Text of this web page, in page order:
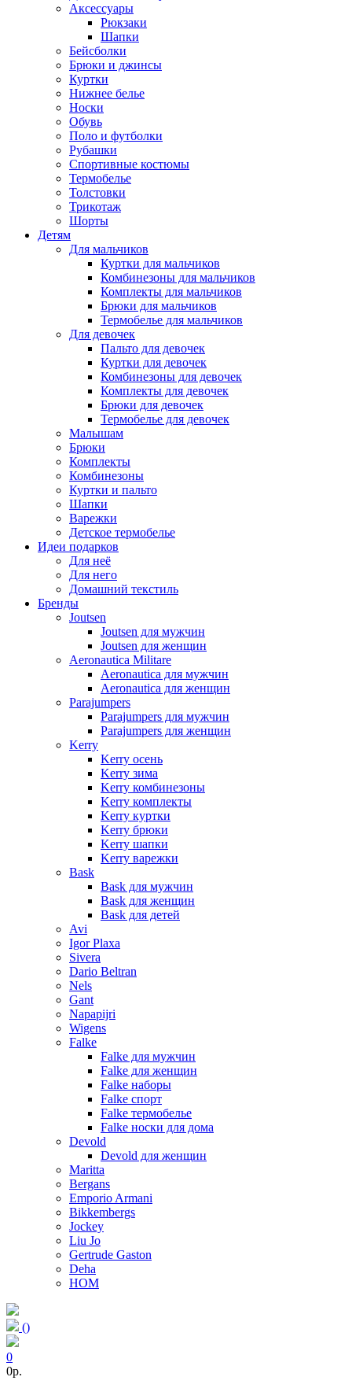
Аксессуары
Рюкзаки
Шапки
Бейсболки
Брюки и джинсы
Куртки
Нижнее белье
Носки
Обувь
Поло и футболки
Рубашки
Спортивные костюмы
Термобелье
Толстовки
Трикотаж
Шорты
Детям
Для мальчиков
Куртки для мальчиков
Комбинезоны для мальчиков
Комплекты для мальчиков
Брюки для мальчиков
Термобелье для мальчиков
Для девочек
Пальто для девочек
Куртки для девочек
Комбинезоны для девочек
Комплекты для девочек
Брюки для девочек
Термобелье для девочек
Малышам
Брюки
Комплекты
Комбинезоны
Куртки и пальто
Шапки
Варежки
Детское термобелье
Идеи подарков
Для неё
Для него
Домашний текстиль
Бренды
Joutsen
Joutsen для мужчин
Joutsen для женщин
Aeronautica Militare
Aeronautica для мужчин
Aeronautica для женщин
Parajumpers
Parajumpers для мужчин
Parajumpers для женщин
Kerry
Kerry осень
Kerry зима
Kerry комбинезоны
Kerry комплекты
Kerry куртки
Kerry брюки
Kerry шапки
Kerry варежки
Bask
Bask для мужчин
Bask для женщин
Bask для детей
Avi
Igor Plaxa
Sivera
Dario Beltran
Nels
Gant
Napapijri
Wigens
Falke
Falke для мужчин
Falke для женщин
Falke наборы
Falke спорт
Falke термобелье
Falke носки для дома
Devold
Devold для женщин
Maritta
Bergans
Emporio Armani
Bikkembergs
Jockey
Liu Jo
Gertrude Gaston
Deha
HOM
()
0
0p.